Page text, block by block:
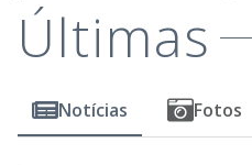
Últimas
Notícias Fotos